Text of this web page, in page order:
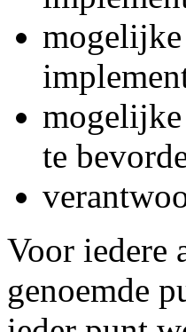
mogelijke
mogelijke
te
Voor iedere
genoemde